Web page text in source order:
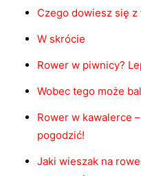
Czego dowiesz się z
W skrócie
Rower w piwnicy?
Wobec tego może
Rower w kawalerce
pogodzić!
Jaki wieszak na